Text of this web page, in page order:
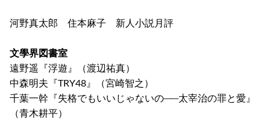
河野真太郎 住本麻子 新人小説月評
文學界図書室
遠野遥『浮遊』（渡辺祐真）
中森明夫『TRY48』（宮崎智之）
千葉一幹『失格でもいいじゃないの──太宰治の罪と愛』
（青木耕平）